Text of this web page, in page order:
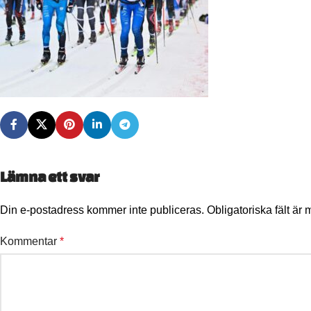
Lämna ett svar
Din e-postadress kommer inte publiceras. Obligatoriska fält är
Kommentar *